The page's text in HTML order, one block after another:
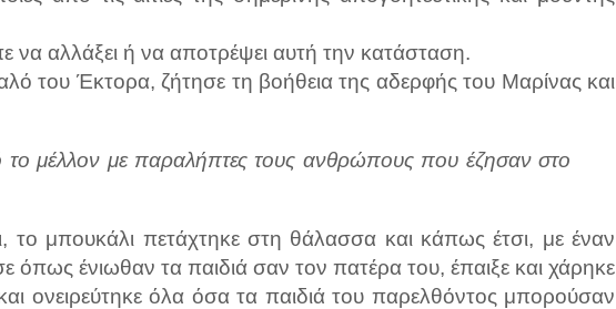
να αλλάξει ή να αποτρέψει αυτή την κατάσταση.
του Έκτορα, ζήτησε τη βοήθεια της αδερφής του Μαρίνας και
μέλλον με παραλήπτες τους ανθρώπους που έζησαν στο
μπουκάλι πετάχτηκε στη θάλασσα και κάπως έτσι, με έναν
όπως ένιωθαν τα παιδιά σαν τον πατέρα του, έπαιξε και χάρηκε
ονειρεύτηκε όλα όσα τα παιδιά του παρελθόντος μπορούσαν